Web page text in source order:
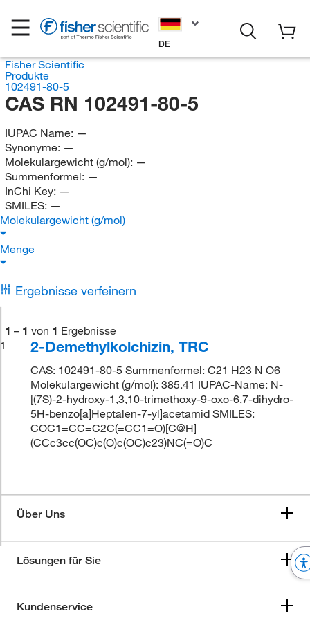
DE
Fisher Scientific
Produkte
102491-80-5
CAS RN 102491-80-5
IUPAC Name: —
Synonyme: —
Molekulargewicht (g/mol): —
Summenformel: —
InChi Key: —
SMILES: —
Molekulargewicht (g/mol)
Menge
Ergebnisse verfeinern
1 – 1 von 1 Ergebnisse
1
2-Demethylkolchizin, TRC
CAS: 102491-80-5 Summenformel: C21 H23 N O6
Molekulargewicht (g/mol): 385.41 IUPAC-Name: N-
[(7S)-2-hydroxy-1,3,10-trimethoxy-9-oxo-6,7-dihydro-
5H-benzo[a]Heptalen-7-yl]acetamid SMILES:
COC1=CC=C2C(=CC1=O)[C@H]
(CCc3cc(OC)c(O)c(OC)c23)NC(=O)C
Über Uns
Lösungen für Sie
Kundenservice